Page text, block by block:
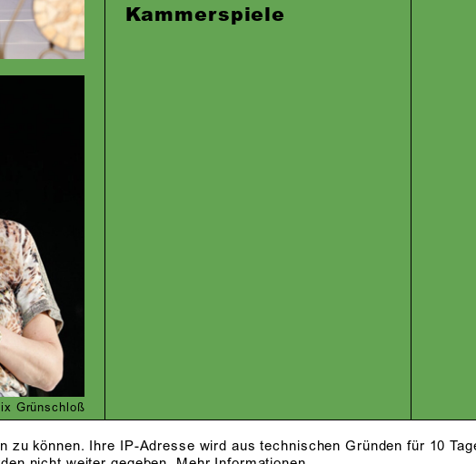
können. Ihre IP-Adresse wird aus technischen Gründen für 10
Kammerspiele
Grünschloß